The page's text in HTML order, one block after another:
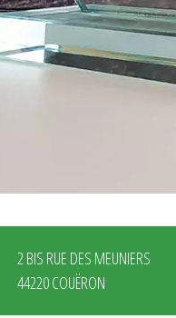
2 BIS RUE DES MEUNIERS
44220 COUËRON